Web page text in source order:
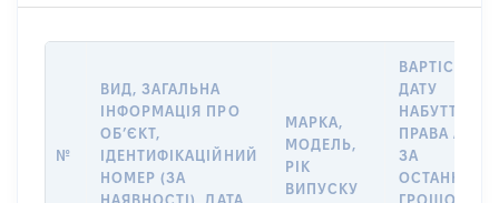
№
ВИД, ЗАГАЛЬНА
ІНФОРМАЦІЯ ПРО
ОБʼЄКТ,
ІДЕНТИФІКАЦІЙНИЙ
НОМЕР (ЗА
НАЯВНОСТІ), ДАТА
МАРКА,
МОДЕЛЬ,
РІК
ВИПУСКУ
ВАРТІСТЬ НА
ДАТУ
НАБУТТЯ
ПРАВА АБО
ЗА
ГРОШОВОЮ